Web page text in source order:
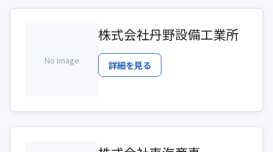
No Image
株式会社丹野設備工業所
詳細を見る